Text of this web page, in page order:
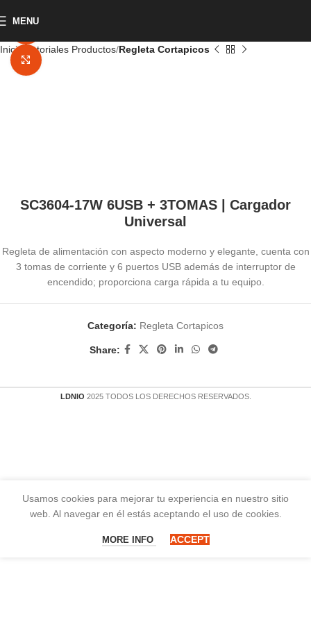
MENU
Inicio Tutoriales Productos Regleta Cortapicos
Click to enlarge
SC3604-17W 6USB + 3TOMAS | Cargador
Universal
Regleta de alimentación con aspecto moderno y elegante, cuenta con
3 tomas de corriente y 6 puertos USB además de interruptor de
encendido; proporciona carga rápida a tu equipo.
Categoría: Regleta Cortapicos
Share:
LDNIO 2025 TODOS LOS DERECHOS RESERVADOS.
Usamos cookies para mejorar tu experiencia en nuestro sitio
web. Al navegar en él estás aceptando el uso de cookies.
MORE INFO ACCEPT